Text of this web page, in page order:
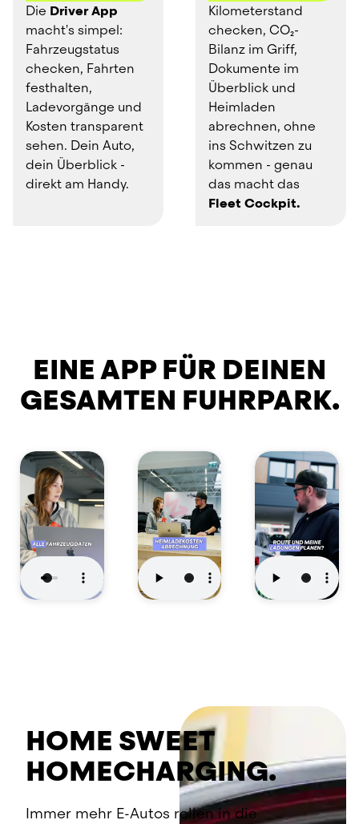
Die Driver App
macht's simpel:
Fahrzeugstatus
checken, Fahrten
festhalten,
Ladevorgänge und
Kosten transparent
sehen. Dein Auto,
dein Überblick -
direkt am Handy.
Kilometerstand
checken, CO₂-
Bilanz im Griff,
Dokumente im
Überblick und
Heimladen
abrechnen, ohne
ins Schwitzen zu
kommen - genau
Fleet Cockpit.
EINE APP FÜR DEINEN
GESAMTEN FUHRPARK.
HOME SWEET
HOMECHARGING.
Immer mehr E-Autos rollen in die